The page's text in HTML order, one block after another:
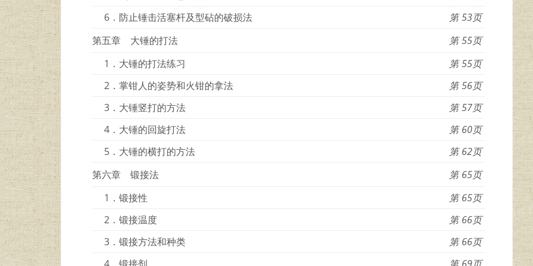
6．防止锤击活塞杆及型砧的破损法
53
第五章 大锤的打法
55
1．大锤的打法练习
55
2．掌钳人的姿势和火钳的拿法
56
3．大锤竖打的方法
57
4．大锤的回旋打法
60
5．大锤的横打的方法
62
第六章 锻接法
65
1．锻接性
65
2．锻接温度
66
3．锻接方法和种类
66